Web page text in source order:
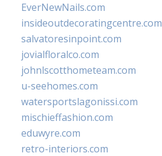
EverNewNails.com
insideoutdecoratingcentre.com
salvatoresinpoint.com
jovialfloralco.com
johnlscotthometeam.com
u-seehomes.com
watersportslagonissi.com
mischieffashion.com
eduwyre.com
retro-interiors.com